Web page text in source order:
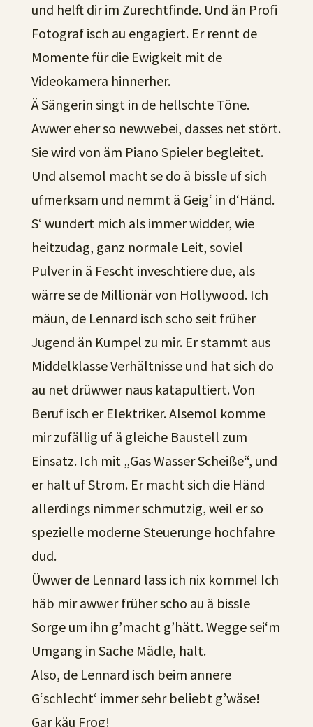
und helft dir im Zurechtfinde. Und än Profi
Fotograf isch au engagiert. Er rennt de
Momente für die Ewigkeit mit de
Videokamera hinnerher.
Ä Sängerin singt in de hellschte Töne.
Awwer eher so newwebei, dasses net stört.
Sie wird von äm Piano Spieler begleitet.
Und alsemol macht se do ä bissle uf sich
ufmerksam und nemmt ä Geig‘ in d‘Händ.
S‘ wundert mich als immer widder, wie
heitzudag, ganz normale Leit, soviel
Pulver in ä Fescht inveschtiere due, als
wärre se de Millionär von Hollywood. Ich
mäun, de Lennard isch scho seit früher
Jugend än Kumpel zu mir. Er stammt aus
Middelklasse Verhältnisse und hat sich do
au net drüwwer naus katapultiert. Von
Beruf isch er Elektriker. Alsemol komme
mir zufällig uf ä gleiche Baustell zum
Einsatz. Ich mit „Gas Wasser Scheiße“, und
er halt uf Strom. Er macht sich die Händ
allerdings nimmer schmutzig, weil er so
spezielle moderne Steuerunge hochfahre
dud.
Üwwer de Lennard lass ich nix komme! Ich
häb mir awwer früher scho au ä bissle
Sorge um ihn g’macht g’hätt. Wegge sei‘m
Umgang in Sache Mädle, halt.
Also, de Lennard isch beim annere
G‘schlecht‘ immer sehr beliebt g’wäse!
Gar käu Frog!